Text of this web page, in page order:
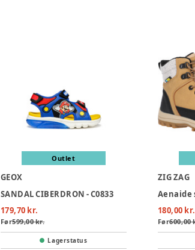
Outlet
GEOX
SANDAL CIBERDRON - C0833
179,70 kr.
Før599,00 kr.
Lagerstatus
ZIG ZAG
Aenaide
180,00 kr.
Før600,00